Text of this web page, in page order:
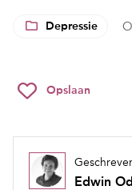
Depressie
Opslaan
Edwin